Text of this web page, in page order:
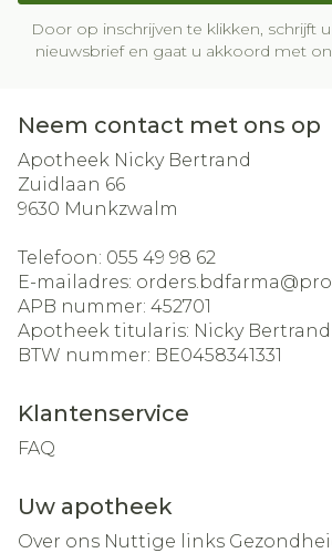
Door op inschrijven te klikken, schrijft
nieuwsbrief en gaat u akkoord met
Neem contact met ons op
Apotheek Nicky Bertrand
Zuidlaan 66
9630 Munkzwalm
Telefoon: 055 49 98 62
E-mailadres: orders.bdfarma@
APB nummer: 452701
Apotheek titularis: Nicky Bertrand
BTW nummer: BE0458341331
Klantenservice
FAQ
Uw apotheek
Over ons Nuttige links